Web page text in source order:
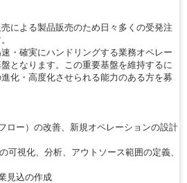
による製品販売のため日々多くの受発注
・確実にハンドリングする業務オペレー
となります。この重要基盤を維持するに
化・高度化させられる能力のある方を募
ロー）の改善、新規オペレーションの設計
可視化、分析、アウトソース範囲の定義、
見込の作成